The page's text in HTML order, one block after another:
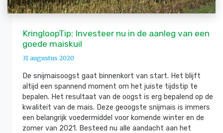
KringloopTip: Investeer nu in de aanleg van een
goede maiskuil
31 augustus 2020
De snijmaisoogst gaat binnenkort van start. Het blijft
altijd een spannend moment om het juiste tijdstip te
bepalen. Het resultaat van de oogst is erg bepalend op de
kwaliteit van de mais. Deze geoogste snijmais is immers
een belangrijk voedermiddel voor komende winter en de
zomer van 2021. Besteed nu alle aandacht aan het